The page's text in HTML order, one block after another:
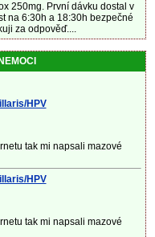
250mg. První dávku dostal v
na 6:30h a 18:30h bezpečné
za odpověď....
HPV
tak mi napsali mazové
HPV
tak mi napsali mazové